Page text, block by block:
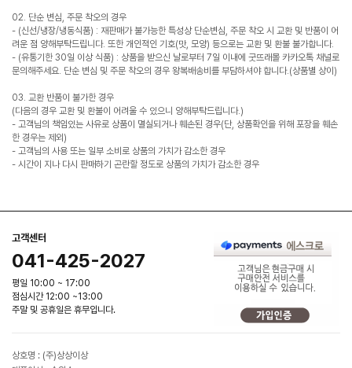
02. 단순 변심, 주문 착오의 경우
- (신선/냉장/냉동식품) : 재판매가 불가능한 특성상 단순변심, 주문 착오 시 교환 및 반품이 어
려운 점 양해부탁드립니다. 또한 개인적인 기호(맛, 모양) 등으로는 교환 및 환불 불가합니다.
- (유통기한 30일 이상 식품) : 상품을 받으신 날로부터 7일 이내에 굿뜨래몰 카카오톡 채널로
문의해주세요. 단순 변심 및 주문 착오의 경우 왕복배송비를 부담하셔야 합니다.(상품별 상이)
03. 교환 반품이 불가한 경우
(다음의 경우 교환 및 환불이 어려울 수 있으니 양해부탁드립니다.)
- 고객님의 책임있는 사유로 상품이 멸실되거나 훼손된 경우(단, 상품확인을 위해 포장을 훼손
한 경우는 제외)
- 고객님의 사용 또는 일부 소비로 상품의 가치가 감소한 경우
- 시간이 지나 다시 판매하기 곤란할 정도로 상품의 가치가 감소한 경우
고객센터
041-425-2027
평일 10:00 ~ 17:00
점심시간 12:00 ~13:00
주말 및 공휴일은 휴무입니다.
상호명 : (주)상상이상